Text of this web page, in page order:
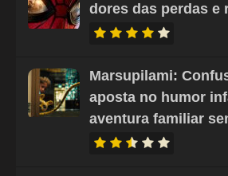
dores das perdas e
Marsupilami:
aposta no humor
aventura familiar